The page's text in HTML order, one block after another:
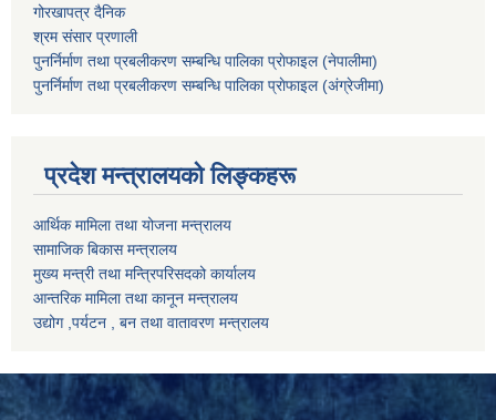
गोरखापत्र दैनिक
श्रम संसार प्रणाली
पुनर्निर्माण तथा प्रबलीकरण सम्बन्धि पालिका प्राेफाइल (नेपालीमा)
पुनर्निर्माण तथा प्रबलीकरण सम्बन्धि पालिका प्राेफाइल(अंग्रेजीमा)
प्रदेश मन्त्रालयको लिङ्कहरू
आर्थिक मामिला तथा योजना मन्त्रालय
सामाजिक बिकास मन्त्रालय
मुख्य मन्त्री तथा मन्त्रिपरिसदको कार्यालय
आन्तरिक मामिला तथा कानून मन्त्रालय
उद्योग ,पर्यटन , बन तथा वातावरण मन्त्रालय